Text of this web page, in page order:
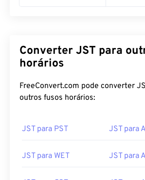
Converter JST para
horários
FreeConvert.com pode converter
outros fusos horários:
JST para PST JST para
JST para WET JST para